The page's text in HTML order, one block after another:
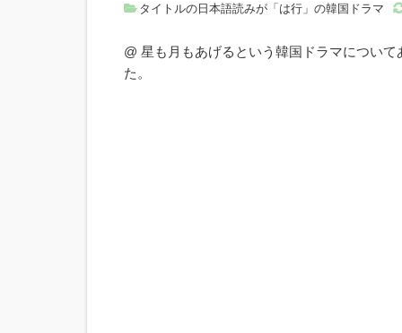
タイトルの日本語読みが「は行」の韓国ドラマ
@ 星も月もあげるという韓国ドラマについ
た。